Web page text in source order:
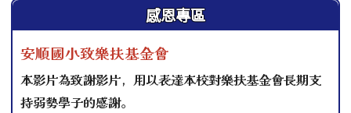
左邊區域內容 感恩專區
安順國小致樂扶基金會
本影片為致謝影片，用以表達本校對樂扶基金會長期支
持弱勢學子的感謝。